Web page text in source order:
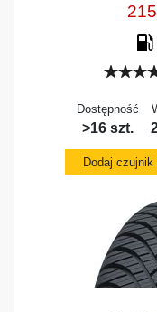
Dostępność
>16 szt.
Dodaj